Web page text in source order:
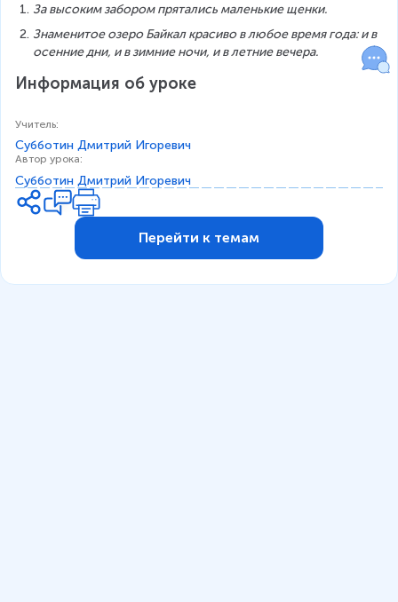
За высоким забором прятались маленькие щенки.
Знаменитое озеро Байкал красиво в любое время года: и в
осенние дни, и в зимние ночи, и в летние вечера.
Информация об уроке
Учитель:
Субботин Дмитрий Игоревич
Автор урока:
Субботин Дмитрий Игоревич
Перейти к темам